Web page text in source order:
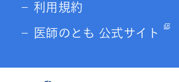
利用規約
医師のとも 公式サイト